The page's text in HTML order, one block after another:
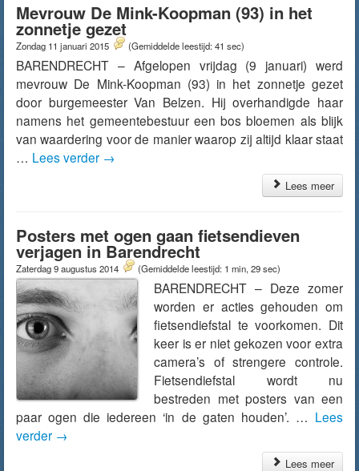
Mevrouw De Mink-Koopman (93) in het
zonnetje gezet
Zondag 11 januari 2015 (Gemiddelde leestijd: 41 sec)
BARENDRECHT – Afgelopen vrijdag (9 januari) werd
mevrouw De Mink-Koopman (93) in het zonnetje gezet
door burgemeester Van Belzen. Hij overhandigde haar
namens het gemeentebestuur een bos bloemen als blijk
van waardering voor de manier waarop zij altijd klaar staat
… Lees verder →
Lees meer
Posters met ogen gaan fietsendieven
verjagen in Barendrecht
Zaterdag 9 augustus 2014 (Gemiddelde leestijd: 1 min, 29 sec)
BARENDRECHT – Deze zomer
worden er acties gehouden om
fietsendiefstal te voorkomen. Dit
keer is er niet gekozen voor extra
camera’s of strengere controle.
Fietsendiefstal wordt nu
bestreden met posters van een
paar ogen die iedereen ‘in de gaten houden’. … Lees
verder →
Lees meer